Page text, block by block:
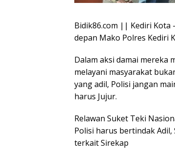
Bidik86.com || Kediri Kota
depan Mako Polres Kediri
Dalam aksi damai
melayani masyarakat
yang adil, Polisi jangan
harus Jujur.
Relawan Suket Teki
Polisi harus bertindak
terkait Sirekap